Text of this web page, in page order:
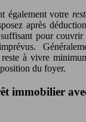
également votre
après
pour couvrir
à vivre
du foyer.
immobilier